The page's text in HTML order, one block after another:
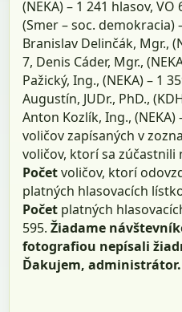
(NEKA) – 1 241 hlasov,
(Smer – soc. demokracia)
Branislav Delinčák, Mgr.,
7, Denis Cáder, Mgr.,
Pažický, Ing., (NEKA) – 1
Augustín, JUDr., PhD.,
Anton Kozlík, Ing., (NEKA)
voličov zapísaných v
voličov, ktorí sa zúčastnili
Početvoličov, ktorí
platných hlasovacích
Počet platných
595.Žiadame
fotografiou nepísali
Ďakujem, administrátor.